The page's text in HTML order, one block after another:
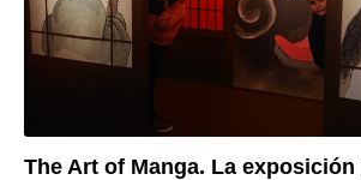
The Art of Manga. La exposición